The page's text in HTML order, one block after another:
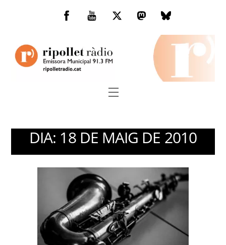
Facebook
You
TwitterMastodonBluesky
Menu
DIA: 18 DE MAIG DE 2010